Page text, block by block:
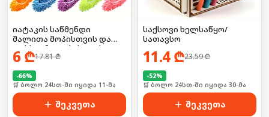
იატაკის საწმენდი
შალითა მოპისთვის და
ფეხსაცმელებისთვის 2ც
6 ₾17.81₾
-66%
🛒 ბოლო 24სთ-ში იყიდა 11-მა
შეკვეთა
საქსოვი ხელსაწყო/
სათავსო
11.4₾23.59₾
-52%
🛒 ბოლო 24სთ-ში იყიდა 30-მა
შეკვეთა